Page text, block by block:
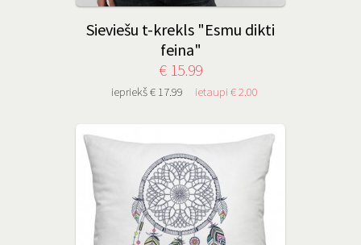
Sieviešu t-krekls "Esmu dikti
feina"
€ 15.99
iepriekš € 17.99 ietaupi € 2.00